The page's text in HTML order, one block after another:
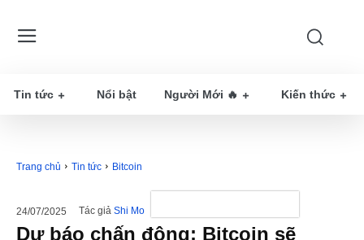
Tin tức Nổi bật Người Mới 🔥 Kiến thức
Trang chủ Tin tức Bitcoin
24/07/2025 Tác giả Shi Mo
Dự báo chấn động: Bitcoin sẽ